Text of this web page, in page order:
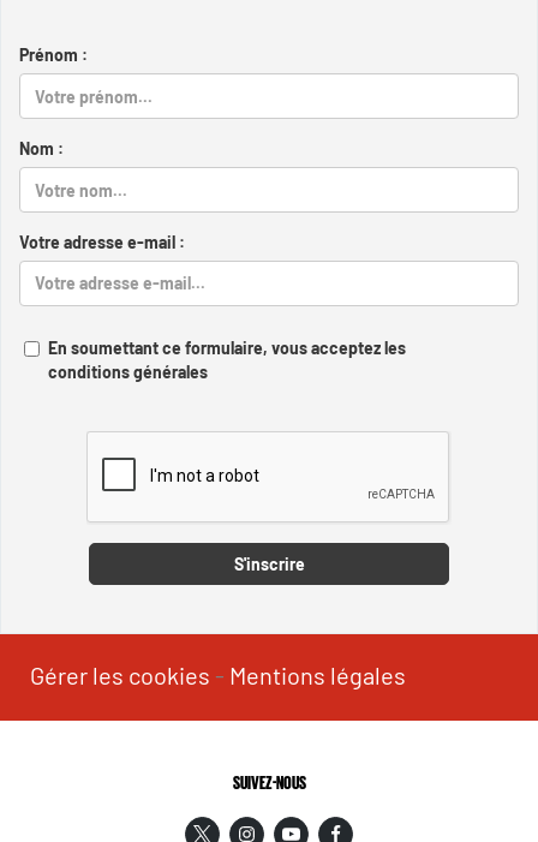
Prénom :
Nom :
Votre adresse e-mail :
En soumettant ce formulaire, vous acceptez les
conditions générales
S'inscrire
Gérer les cookies - Mentions légales
SUIVEZ-NOUS